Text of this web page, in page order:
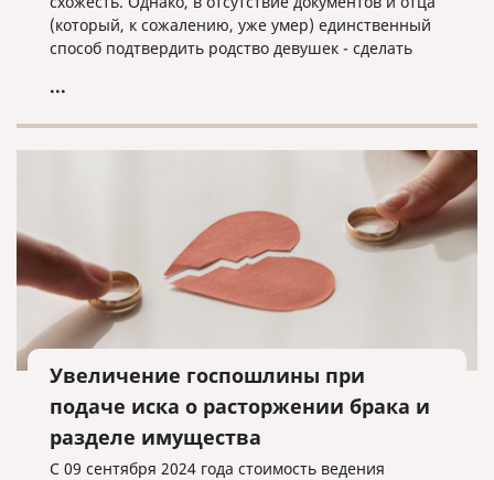
(который, к сожалению, уже умер) единственный
способ подтвердить родство девушек - сделать
неожиданным - удивились все участники
...
Увеличение госпошлины при
подаче иска о расторжении брака и
разделе имущества
С 09 сентября 2024 года стоимость ведения